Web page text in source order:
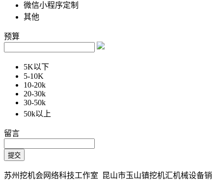
微信小程序定制
其他
预算
5K以下
5-10K
10-20k
20-30k
30-50k
50k以上
留言
苏州挖机会网络科技工作室 昆山市玉山镇挖机汇机械设备销